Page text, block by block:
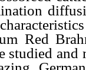
Red
studied